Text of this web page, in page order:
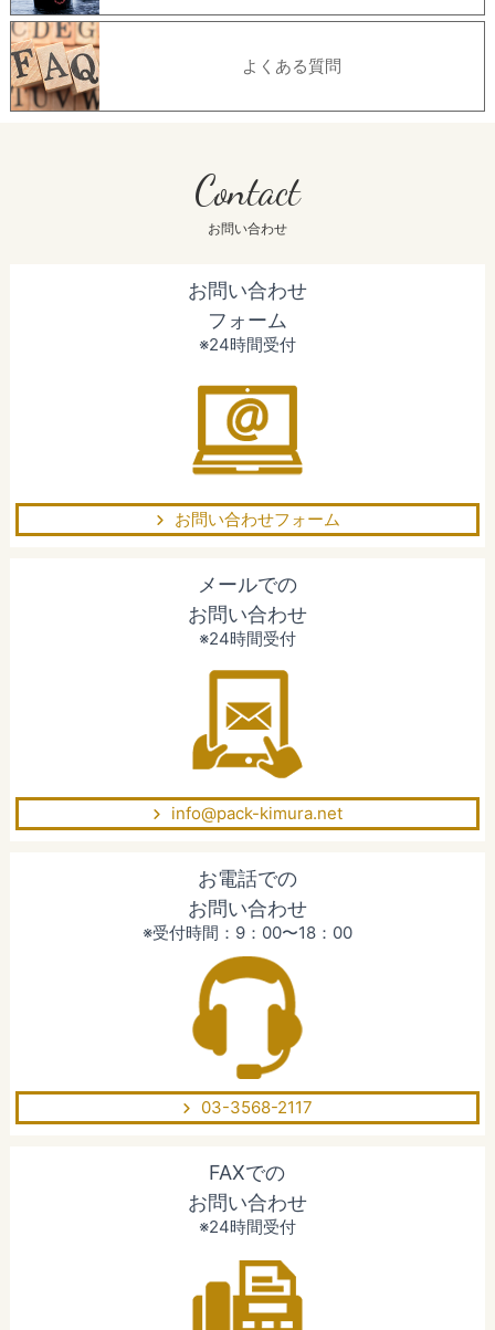
よくある質問
Contact
お問い合わせ
お問い合わせ
フォーム
※24時間受付
お問い合わせフォーム
メールでの
お問い合わせ
※24時間受付
info@pack-kimura.net
お電話での
お問い合わせ
※受付時間：9：00〜18：00
03-3568-2117
FAXでの
お問い合わせ
※24時間受付